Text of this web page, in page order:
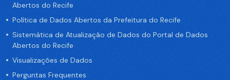
Abertos do Recife
Política de Dados Abertos da Prefeitura do Recife
Sistemática de Atualização de Dados do Portal de Dados
Abertos do Recife
Visualizações de Dados
Perguntas Frequentes